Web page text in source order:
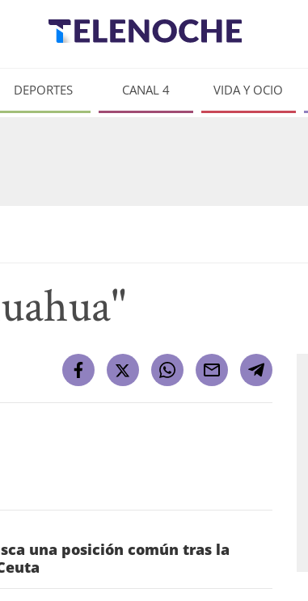
DEPORTES CANAL 4 VIDA Y OCIO
una posición común tras la